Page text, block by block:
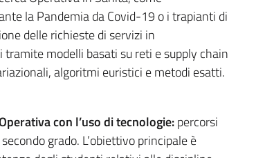
la Pandemia da Covid-19 o i trapianti di
delle richieste di servizi in
tramite modelli basati su reti e supply chain
algoritmi euristici e metodi esatti.
con l’uso di tecnologie:percorsi
grado. L’obiettivo principale è